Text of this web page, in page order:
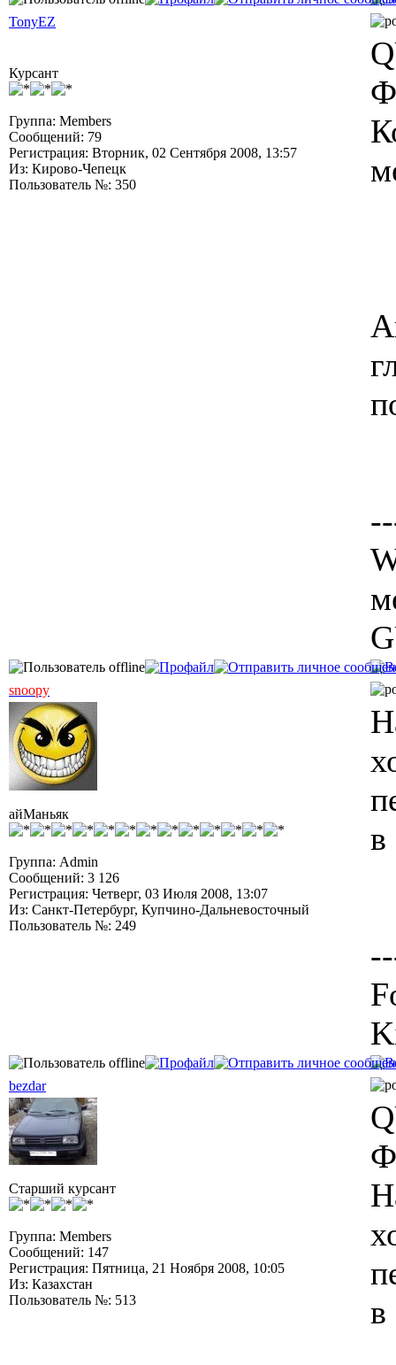
TonyEZ
Курсант
Группа: Members
Сообщений: 79
Регистрация: Вторник, 02 Сентября 2008, 13:57
Из: Кирово-Чепецк
Пользователь №: 350
snoopy
айМаньяк
Группа: Admin
Сообщений: 3 126
Регистрация: Четверг, 03 Июля 2008, 13:07
Из: Санкт-Петербург, Купчино-Дальневосточный
Пользователь №: 249
в
bezdar
Старший курсант
Группа: Members
Сообщений: 147
Регистрация: Пятница, 21 Ноября 2008, 10:05
Из: Казахстан
Пользователь №: 513
в